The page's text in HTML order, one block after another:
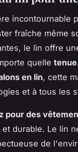
incontournable
fraîche même
le lin offre
quelle tenue
en lin, cette
et à tous les
pour des
durable. Le lin
de